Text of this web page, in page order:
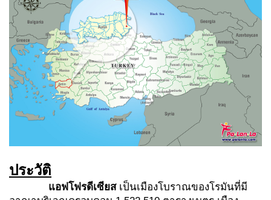
ประวัติ
แอฟโฟรดีเซียส เป็นเมืองโบราณของโรมันที่มี